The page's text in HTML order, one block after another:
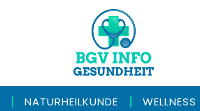
NATURHEILKUNDE WELLNESS